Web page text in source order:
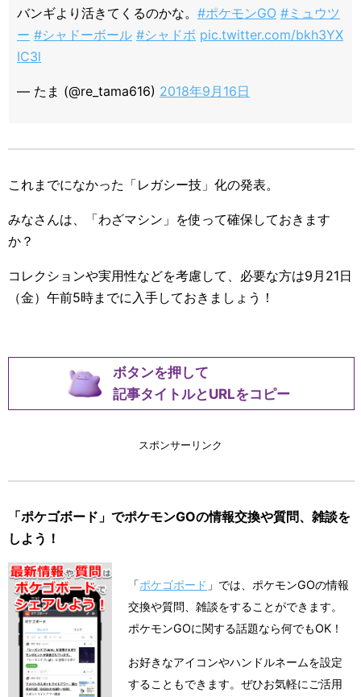
バンギより活きてくるのかな。 #ポケモンGO #ミュウツ
ー #シャドーボール #シャドボ pic.twitter.com/bkh3YX
IC3l
— たま (@re_tama616) 2018年9月16日
これまでになかった「レガシー技」化の発表。
みなさんは、「わざマシン」を使って確保しておきます
か？
コレクションや実用性などを考慮して、必要な方は9月21日
（金）午前5時までに入手しておきましょう！
ボタンを押して
記事タイトルとURLをコピー
スポンサーリンク
「ポケゴボード」でポケモンGOの情報交換や質問、雑談を
しよう！
「ポケゴボード 」では、ポケモンGOの情報
交換や質問、雑談をすることができます。
ポケモンGOに関する話題なら何でもOK！
お好きなアイコンやハンドルネームを設定
することもできます。ぜひお気軽にご活用